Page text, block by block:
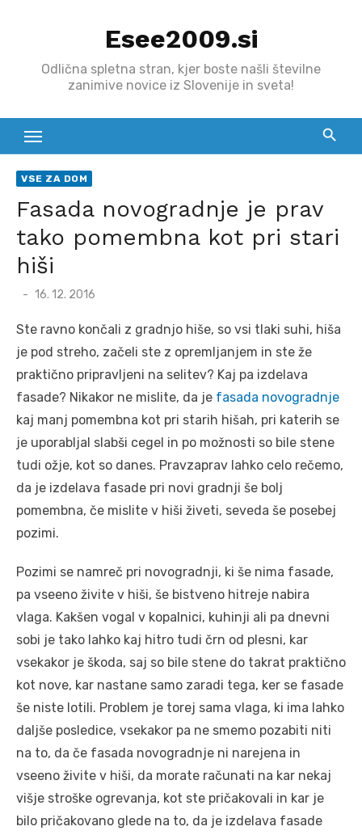
Esee2009.si
Odlična spletna stran, kjer boste našli številne
zanimive novice iz Slovenije in sveta!
VSE ZA DOM
Fasada novogradnje je prav
tako pomembna kot pri stari
hiši
Posted
16. 12. 2016
Ste ravno končali z gradnjo hiše, so vsi tlaki suhi, hiša
je pod streho, začeli ste z opremljanjem in ste že
praktično pripravljeni na selitev? Kaj pa izdelava
fasade? Nikakor ne mislite, da je fasada novogradnje
kaj manj pomembna kot pri starih hišah, pri katerih se
je uporabljal slabši cegel in po možnosti so bile stene
tudi ožje, kot so danes. Pravzaprav lahko celo rečemo,
da je izdelava fasade pri novi gradnji še bolj
pomembna, če mislite v hiši živeti, seveda še posebej
pozimi.
Pozimi se namreč pri novogradnji, ki še nima fasade,
pa vseeno živite v hiši, še bistveno hitreje nabira
vlaga. Kakšen vogal v kopalnici, kuhinji ali pa dnevni
sobi je tako lahko kaj hitro tudi črn od plesni, kar
vsekakor je škoda, saj so bile stene do takrat praktično
kot nove, kar nastane samo zaradi tega, ker se fasade
še niste lotili. Problem je torej sama vlaga, ki ima lahko
daljše posledice, vsekakor pa ne smemo pozabiti niti
na to, da če fasada novogradnje ni narejena in
vseeno živite v hiši, da morate računati na kar nekaj
višje stroške ogrevanja, kot ste pričakovali in kar je
bilo pričakovano glede na to, da je izdelava fasade